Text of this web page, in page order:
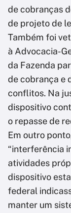
de cobranças
de projeto de
Também foi
à Advocacia-
da Fazenda
de cobrança e
conflitos. Na
dispositivo
o repasse de
Em outro
“interferência
atividades
dispositivo
federal
manter um